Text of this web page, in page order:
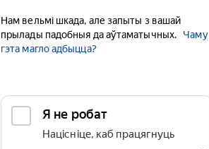
Нам вельмі шкада, але запыты з вашай
прылады падобныя да аўтаматычных.
Чаму
гэта магло адбыцца?
Я не робат
Націсніце, каб працягнуць